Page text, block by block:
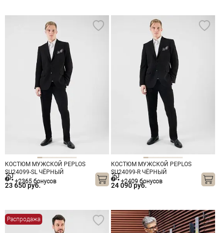
КОСТЮМ МУЖСКОЙ PEPLOS
SU24099-SL ЧЁРНЫЙ
23 650 руб.
+2365 бонусов
КОСТЮМ МУЖСКОЙ PEPLOS
SU24099-R ЧЁРНЫЙ
24 090 руб.
+2409 бонусов
Распродажа